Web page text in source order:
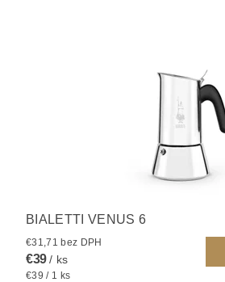
BIALETTI VENUS 6
€31,71 bez DPH
€39/ ks
€39 / 1 ks